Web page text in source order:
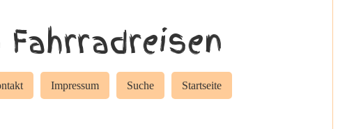
Impressum Suche Startseite